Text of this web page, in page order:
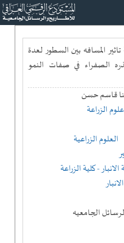
المسافه بين السطور لعدة
الصفراء في صفات النمو
قاسم حسن
علوم الزراعة
العلوم الزراعية
- كلية الزراعة
الانبار